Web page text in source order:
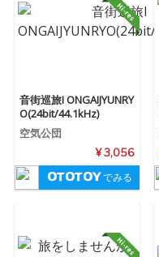
音街巡旅I ONGAIJYUNRY
O(24bit/44.1kHz)
空気公団
¥ 3,056
でみる